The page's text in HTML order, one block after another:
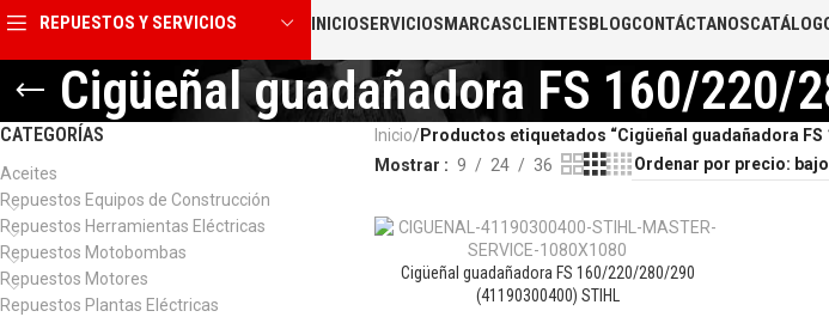
REPUESTOS Y SERVICIOS INICIOSERVICIOSMARCASCLIENTESBLOGCONTÁCTANOS
Cigüeñal guadañadora FS 160/
CATEGORÍAS
Aceites
Repuestos Equipos de Construcción
Repuestos Herramientas Eléctricas
Repuestos Motobombas
Repuestos Motores
Repuestos Plantas Eléctricas
Inicio Productos etiquetados “Cigüeñal guadañadora FS
Mostrar
9 24 36
Cigüeñal guadañadora FS 160/220/280/290
(41190300400) STIHL